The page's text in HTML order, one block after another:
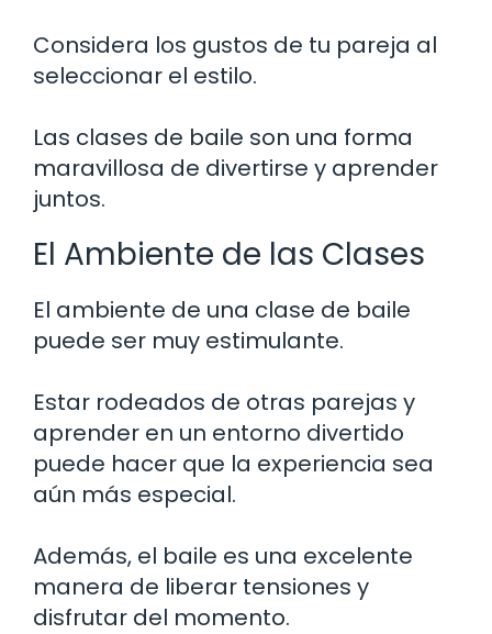
Considera los gustos de tu pareja al
seleccionar el estilo.
Las clases de baile son una forma
maravillosa de divertirse y aprender
juntos.
El Ambiente de las Clases
El ambiente de una clase de baile
puede ser muy estimulante.
Estar rodeados de otras parejas y
aprender en un entorno divertido
puede hacer que la experiencia sea
aún más especial.
Además, el baile es una excelente
manera de liberar tensiones y
disfrutar del momento.